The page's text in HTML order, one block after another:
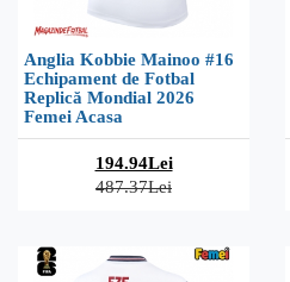
Anglia Kobbie Mainoo #16
Echipament de Fotbal
Replică Mondial 2026
Femei Acasa
194.94Lei
487.37Lei